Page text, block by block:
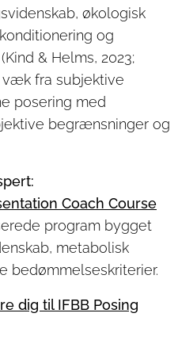
økologisk
og
& Helms, 2023;
væk fra subjektive
posering med
begrænsninger og
Coach Course
program bygget
metabolisk
bedømmelseskriterier.
dig til IFBB Posing